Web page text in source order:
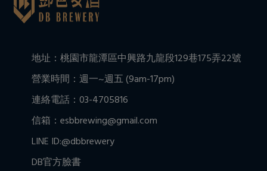
地址：桃園市龍潭區中興路九龍段129巷175弄22號
營業時間：週一~週五 (9am-17pm)
連絡電話：03-4705816
信箱：esbbrewing@gmail.com
LINE ID:@dbbrewery
DB官方臉書